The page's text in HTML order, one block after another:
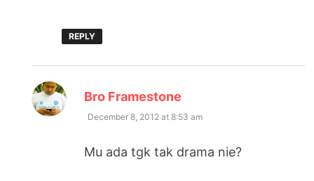
REPLY
Bro Framestone
December 8, 2012 at 8:53 am
Mu ada tgk tak drama nie?